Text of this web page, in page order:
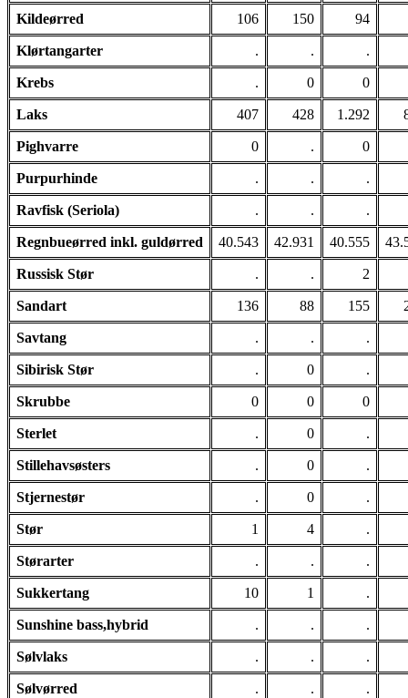
Kildeørred 106 150 94
Klørtangarter . . .
Krebs . 0 0
Laks 407 428 1.292
Pighvarre 0 . 0
Purpurhinde . . .
Ravfisk (Seriola) . . .
Regnbueørred inkl. guldørred 40.543 42.931 40.555
Russisk Stør . . 2
Sandart 136 88 155
Savtang . . .
Sibirisk Stør . 0 .
Skrubbe 0 0 0
Sterlet . 0 .
Stillehavsøsters . 0 .
Stjernestør . 0 .
Stør 1 4 .
Størarter . . .
Sukkertang 10 1 .
Sunshine bass,hybrid . . .
Sølvlaks . . .
Sølvørred . . .